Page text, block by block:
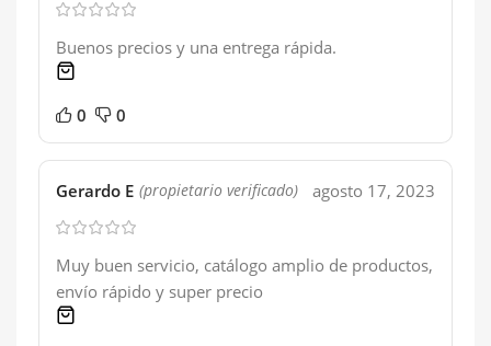
Buenos precios y una entrega rápida.
0 0
Gerardo E (propietario verificado) agosto 17, 2023
Muy buen servicio, catálogo amplio de productos,
envío rápido y super precio